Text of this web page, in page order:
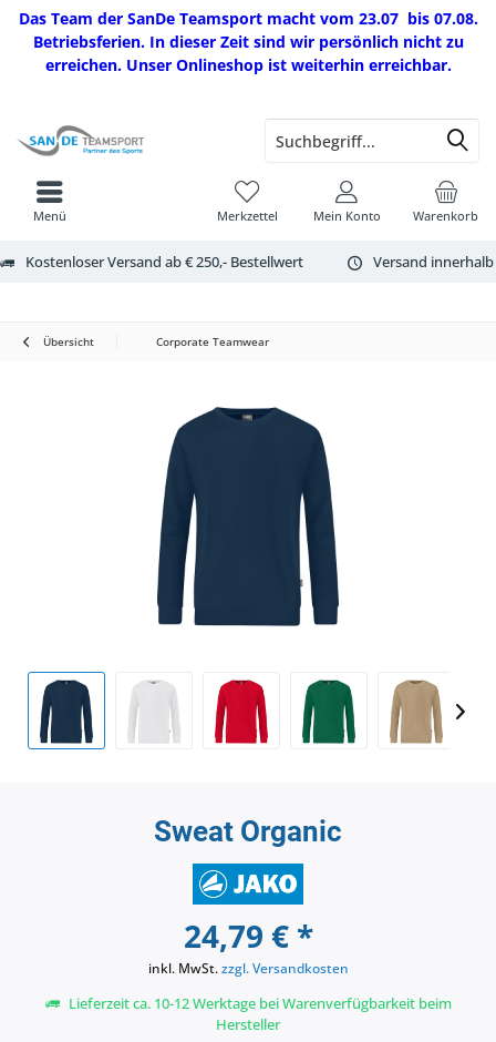
Das Team der SanDe Teamsport macht vom 23.07 bis 07.08.
Betriebsferien. In dieser Zeit sind wir persönlich nicht zu
erreichen. Unser Onlineshop ist weiterhin erreichbar.
Kostenloser Versand ab € 250,- Bestellwert Versand
Warenkorb
Merkzettel Mein Konto
Menü
Übersicht Corporate Teamwear
Sweat Organic
24,79 € *
inkl. MwSt.zzgl. Versandkosten
Lieferzeit ca. 10-12 Werktage bei Warenverfügbarkeit beim
Hersteller